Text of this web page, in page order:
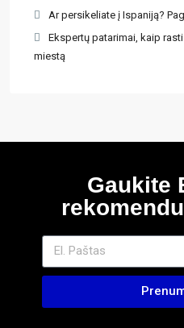
Ar persikeliate į Ispaniją?
Ekspertų patarimai, kaip
miestą
Gaukite